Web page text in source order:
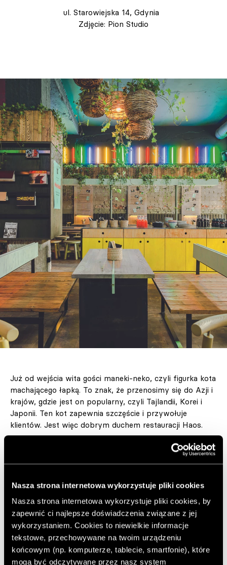
Nasza strona internetowa wykorzystuje pliki cookies
Nasza strona internetowa wykorzystuje pliki cookies, by
zapewnić ci najlepsze doświadczenia związane z jej
wykorzystaniem. Cookies to niewielkie informacje
tekstowe, przechowywane na twoim urządzeniu
końcowym (np. komputerze, tablecie, smartfonie), które
mogą być odczytywane przez nasz system
ul. Starowiejska 14, Gdynia
Zdjęcie: Pion Studio
Już od wejścia wita gości maneki-neko, czyli figurka kota
machającego łapką. To znak, że przenosimy się do Azji i
krajów, gdzie jest on popularny, czyli Tajlandii, Korei i
Japonii. Ten kot zapewnia szczęście i przywołuje
klientów. Jest więc dobrym duchem restauracji Haos.
bluszczami, a jedna ze ścian przypomina mur domu.
Ozdobiono ją kolorowymi neonami. Mamy więc
wrażenie, że jesteśmy na zewnątrz. Na jeszcze innej
ścianie zobaczymy czerwone stołki, które można zdjąć,
jeśli pojawi się więcej gości.
Meble są proste, w pastelowych kolorach. Uwagę